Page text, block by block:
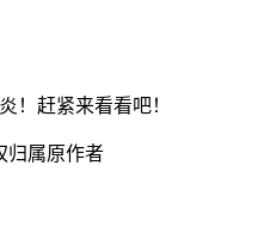
！赶紧来看看吧！
归属原作者